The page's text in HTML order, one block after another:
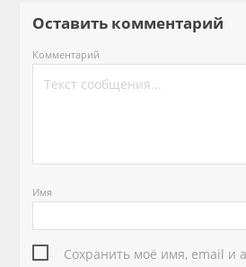
Оставить комментарий
Комментарий
Имя
Сохранить моё имя, email и